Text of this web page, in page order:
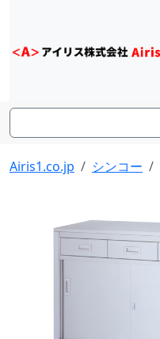
Airis1.co.jp シンコー